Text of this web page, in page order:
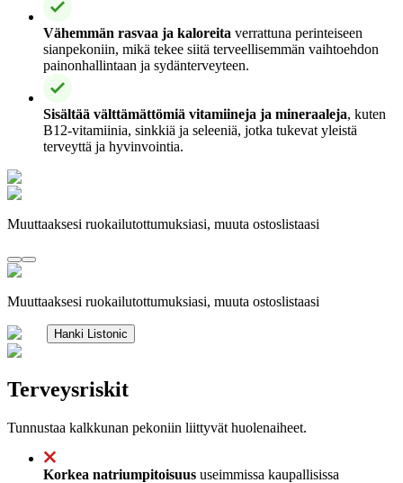
Vähemmän rasvaa ja kaloreita verrattuna perinteiseen
sianpekoniin, mikä tekee siitä terveellisemmän vaihtoehdon
painonhallintaan ja sydänterveyteen.
Sisältää välttämättömiä vitamiineja ja mineraaleja, kuten
B12-vitamiinia, sinkkiä ja seleeniä, jotka tukevat yleistä
terveyttä ja hyvinvointia.
Muuttaaksesi ruokailutottumuksiasi, muuta ostoslistaasi
Muuttaaksesi ruokailutottumuksiasi, muuta ostoslistaasi
Hanki Listonic
Terveysriskit
Tunnustaa kalkkunan pekoniin liittyvät huolenaiheet.
Korkea natriumpitoisuus useimmissa kaupallisissa